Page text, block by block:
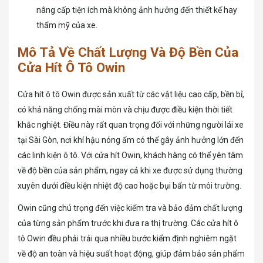
nâng cấp tiện ích mà không ảnh hưởng đến thiết kế hay
thẩm mỹ của xe.
Mô Tả Về Chất Lượng Và Độ Bền Của
Cửa Hít Ô Tô Owin
Cửa hít ô tô Owin được sản xuất từ các vật liệu cao cấp, bền bỉ,
có khả năng chống mài mòn và chịu được điều kiện thời tiết
khắc nghiệt. Điều này rất quan trọng đối với những người lái xe
tại Sài Gòn, nơi khí hậu nóng ẩm có thể gây ảnh hưởng lớn đến
các linh kiện ô tô. Với cửa hít Owin, khách hàng có thể yên tâm
về độ bền của sản phẩm, ngay cả khi xe được sử dụng thường
xuyên dưới điều kiện nhiệt độ cao hoặc bụi bẩn từ môi trường.
Owin cũng chú trọng đến việc kiểm tra và bảo đảm chất lượng
của từng sản phẩm trước khi đưa ra thị trường. Các cửa hít ô
tô Owin đều phải trải qua nhiều bước kiểm định nghiêm ngặt
về độ an toàn và hiệu suất hoạt động, giúp đảm bảo sản phẩm